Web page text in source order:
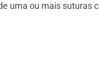
uma ou mais suturas